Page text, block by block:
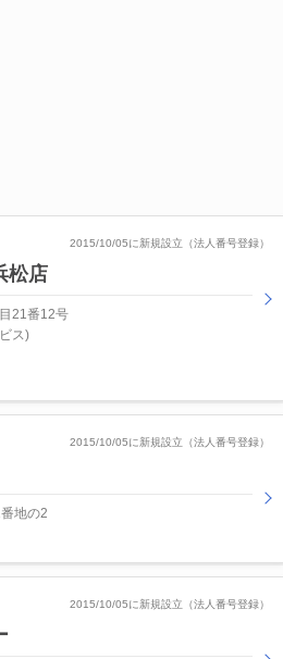
2015/10/05に新規設立（法人番号登録）
松店
21番12号
ス)
2015/10/05に新規設立（法人番号登録）
地の2
2015/10/05に新規設立（法人番号登録）